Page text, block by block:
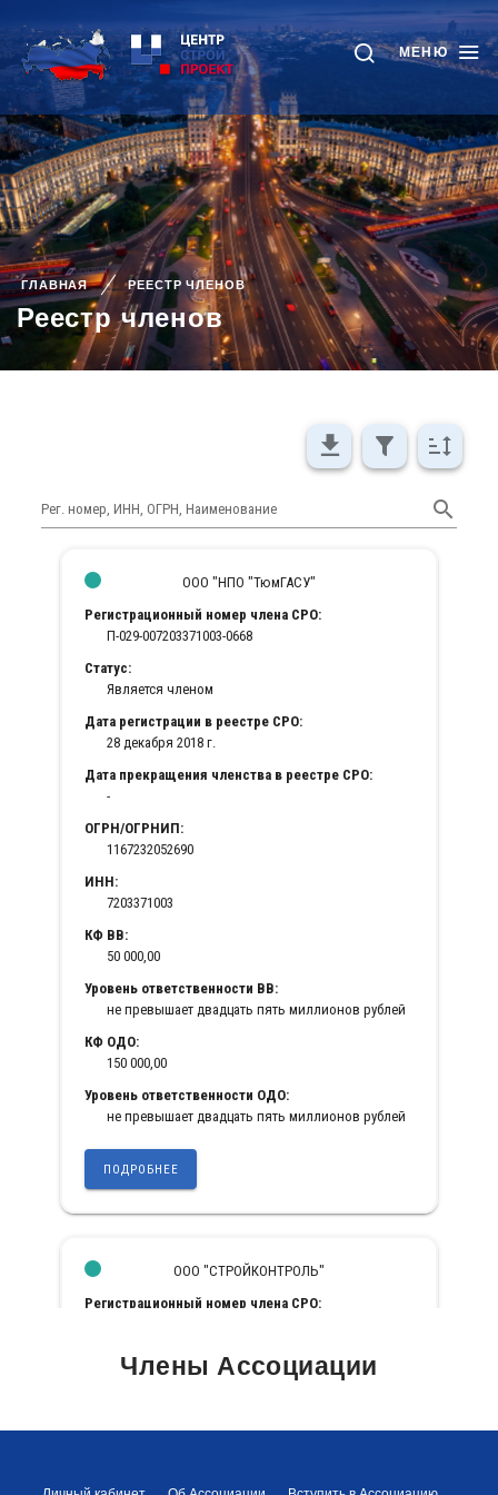
МЕНЮ
ГЛАВНАЯ РЕЕСТР ЧЛЕНОВ
Реестр членов
Члены Ассоциации